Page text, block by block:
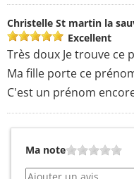
Christelle St martin la
Excellent
Très doux Je trouve ce
Ma fille porte ce
C'est un prénom
Ma note